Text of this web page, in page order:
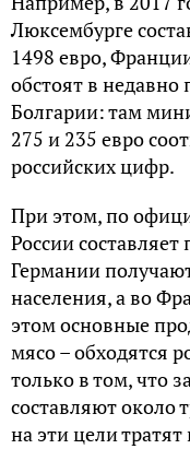
Люксембурге
1498 евро,
обстоят в
Болгарии: там
275 и 235 евро
российских цифр.
При этом, по
России
Германии
населения, а во
этом основные
мясо – обходятся
только в том, что
составляют около
на эти цели